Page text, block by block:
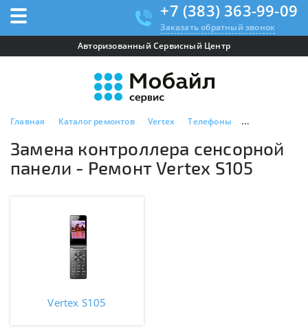
+7 (383) 363-99-09
Заказать обратный звонок
Авторизованный Сервисный Центр
Главная Каталог ремонтов Vertex Телефоны Vertex S105
Замена контроллера сенсорной
панели - Ремонт Vertex S105
Vertex S105